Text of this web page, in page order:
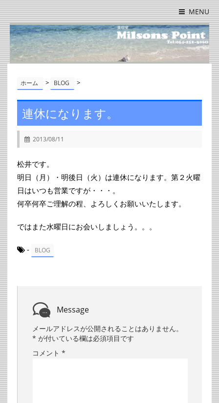
MENU
ホーム > BLOG >
連休になります。
2013/08/11
松井です。
明日（月）・明後日（火）は連休になります。第２火曜
日はいつも営業ですが・・・。
何卒何卒ご理解の程、よろしくお願いいたします。
ではまた水曜日にお会いしましょう。。。
- BLOG
Message
メールアドレスが公開されることはありません。
* が付いている欄は必須項目です
コメント *